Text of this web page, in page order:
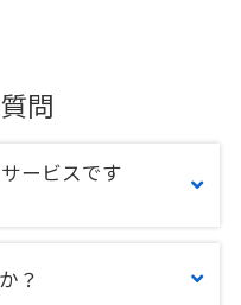
問
ービスです
？